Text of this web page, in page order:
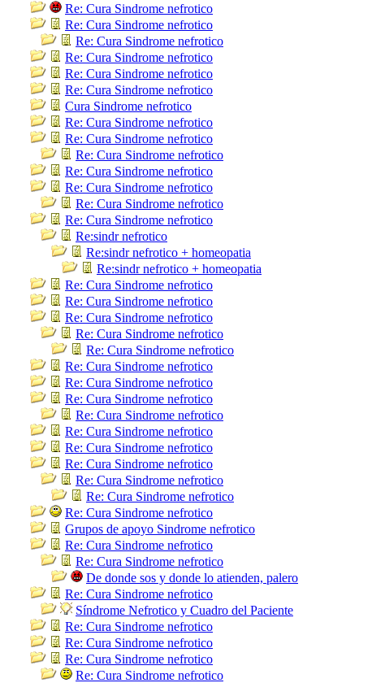
Re: Cura Sindrome nefrotico
Re: Cura Sindrome nefrotico
Re: Cura Sindrome nefrotico
Re: Cura Sindrome nefrotico
Re: Cura Sindrome nefrotico
Re: Cura Sindrome nefrotico
Cura Sindrome nefrotico
Re: Cura Sindrome nefrotico
Re: Cura Sindrome nefrotico
Re: Cura Sindrome nefrotico
Re: Cura Sindrome nefrotico
Re: Cura Sindrome nefrotico
Re: Cura Sindrome nefrotico
Re: Cura Sindrome nefrotico
Re:sindr nefrotico
Re:sindr nefrotico + homeopatia
Re:sindr nefrotico + homeopatia
Re: Cura Sindrome nefrotico
Re: Cura Sindrome nefrotico
Re: Cura Sindrome nefrotico
Re: Cura Sindrome nefrotico
Re: Cura Sindrome nefrotico
Re: Cura Sindrome nefrotico
Re: Cura Sindrome nefrotico
Re: Cura Sindrome nefrotico
Re: Cura Sindrome nefrotico
Re: Cura Sindrome nefrotico
Re: Cura Sindrome nefrotico
Re: Cura Sindrome nefrotico
Re: Cura Sindrome nefrotico
Re: Cura Sindrome nefrotico
Re: Cura Sindrome nefrotico
Grupos de apoyo Sindrome nefrotico
Re: Cura Sindrome nefrotico
Re: Cura Sindrome nefrotico
De donde sos y donde lo atienden, palero
Re: Cura Sindrome nefrotico
Síndrome Nefrotico y Cuadro del Paciente
Re: Cura Sindrome nefrotico
Re: Cura Sindrome nefrotico
Re: Cura Sindrome nefrotico
Re: Cura Sindrome nefrotico